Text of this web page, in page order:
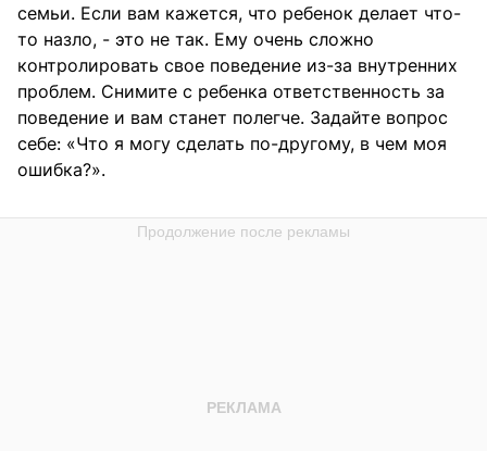
семьи. Если вам кажется, что ребенок делает что-
то назло, - это не так. Ему очень сложно
контролировать свое поведение из-за внутренних
проблем. Снимите с ребенка ответственность за
поведение и вам станет полегче. Задайте вопрос
себе: «Что я могу сделать по-другому, в чем моя
ошибка?».